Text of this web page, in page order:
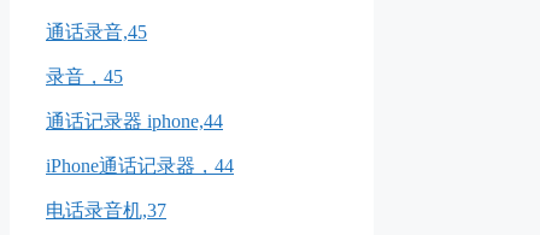
通话录音,45
录音，45
通话记录器 iphone,44
iPhone通话记录器，44
电话录音机,37